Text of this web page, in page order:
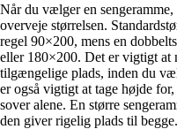
Når du vælger en
overveje størrelsen.
regel 90×200, mens en
eller 180×200. Det er vigtigt at
tilgængelige plads, inden du
er også vigtigt at tage højde
sover alene. En større
den giver rigelig plads til begge.